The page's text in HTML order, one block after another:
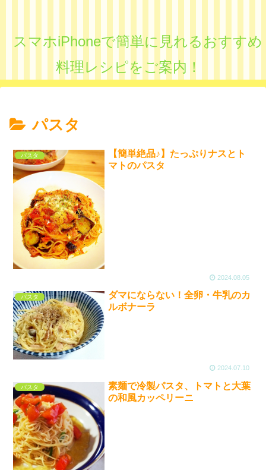
スマホiPhoneで簡単に見れるおすすめ
料理レシピをご案内！
パスタ
パスタ
【簡単絶品♪】たっぷりナスとト
マトのパスタ
2024.08.05
パスタ
ダマにならない！全卵・牛乳のカ
ルボナーラ
2024.07.10
パスタ
素麺で冷製パスタ、トマトと大葉
の和風カッペリーニ